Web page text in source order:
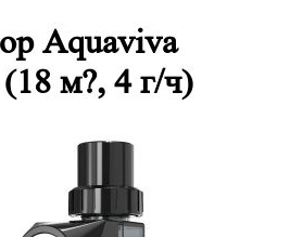
Aquaviva
м?, 4 г/ч)